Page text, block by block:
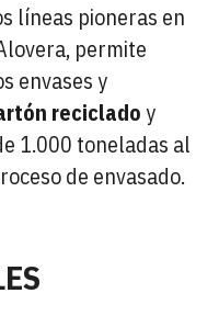
líneas pioneras en
permite
envases y
recicladoy
1.000 toneladas al
de envasado.